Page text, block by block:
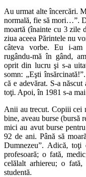
Au urmat alte încercări.
normală, fie să mori…”.
moartă (înainte cu 3 zile
ziua aceea Părintele nu
câteva vorbe. Eu i-
rugându-mă în gând,
oprit din lucru şi s-a
somn: „Eşti
că e adevărat. S-a
toţi. Apoi, în 1981 s-a
Anii au trecut. Copiii cei
bine, aveau burse (bursă
mici au avut burse
92 de ani. Până să
Dumnezeu”. Adică,
profesoară; o fată,
celălalt arhiereu; o
studentă.